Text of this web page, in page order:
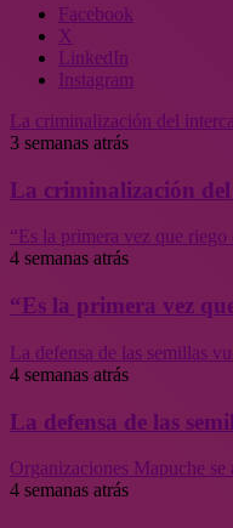
Facebook
X
LinkedIn
Instagram
La criminalización del
3 semanas atrás
La criminalización
“Es la primera vez que
4 semanas atrás
“Es la primera vez
La defensa de las semillas
4 semanas atrás
La defensa de las
Organizaciones Mapuche
4 semanas atrás